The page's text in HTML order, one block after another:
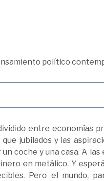
político
entre economías
jubilados y las
coche y una casa. A las
en metálico. Y
Pero el mundo,